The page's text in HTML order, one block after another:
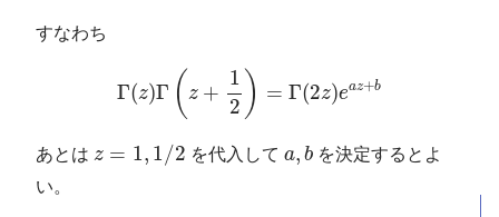
すなわち
Γ(z)Γ (z +
1
2 ) = Γ(2z)eaz+b
( 2 =
あとは z = 1, 1/2
,1 2 を代入して a, b
bを決定するとよ
い。